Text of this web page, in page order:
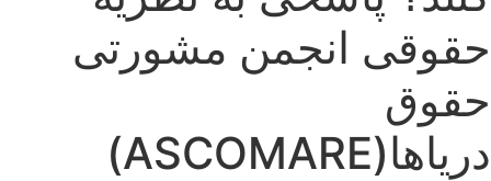
حقوقی انجمن مشورتی
حقوق
دریاها(ASCOMARE)